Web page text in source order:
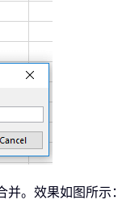
。效果如图所示：